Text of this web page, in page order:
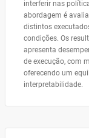
interferir nas
abordagem é
distintos
condições. Os
apresenta
de execução, com
oferecendo um
interpretabilidade.